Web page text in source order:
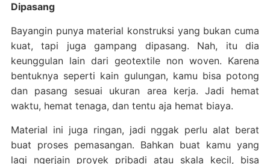
Dipasang
Bayangin punya material konstruksi yang bukan cuma
kuat, tapi juga gampang dipasang. Nah, itu dia
keunggulan lain dari geotextile non woven. Karena
bentuknya seperti kain gulungan, kamu bisa potong
dan pasang sesuai ukuran area kerja. Jadi hemat
waktu, hemat tenaga, dan tentu aja hemat biaya.
Material ini juga ringan, jadi nggak perlu alat berat
buat proses pemasangan. Bahkan buat kamu yang
lagi ngerjain proyek pribadi atau skala kecil, bisa